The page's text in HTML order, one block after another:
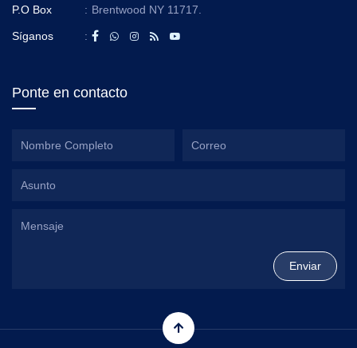
P.O Box : Brentwood NY 11717.
Síganos :
Ponte en contacto